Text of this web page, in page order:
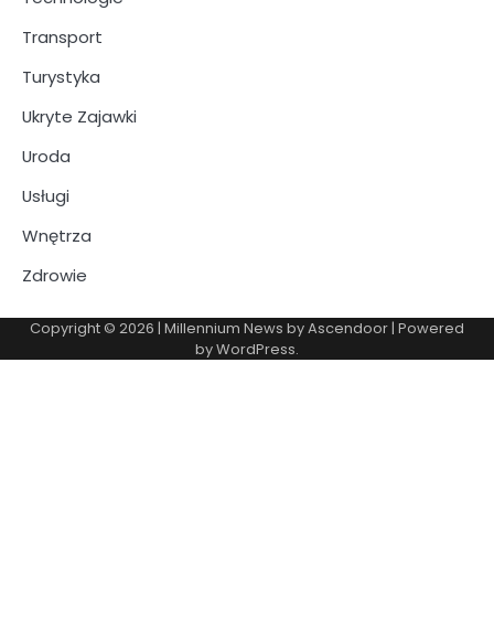
Transport
Turystyka
Ukryte Zajawki
Uroda
Usługi
Wnętrza
Zdrowie
Copyright © 2026 | Millennium News byAscendoor | Powered
byWordPress.